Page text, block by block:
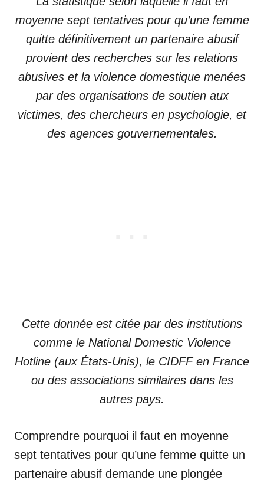
moyenne sept tentatives pour qu’une femme
quitte définitivement un partenaire abusif
provient des recherches sur les relations
abusives et la violence domestique menées
par des organisations de soutien aux
victimes, des chercheurs en psychologie, et
des agences gouvernementales.
Cette donnée est citée par des institutions
comme le National Domestic Violence
Hotline (aux États-Unis), le CIDFF en France
ou des associations similaires dans les
autres pays.
Comprendre pourquoi il faut en moyenne
sept tentatives pour qu’une femme quitte un
partenaire abusif demande une plongée